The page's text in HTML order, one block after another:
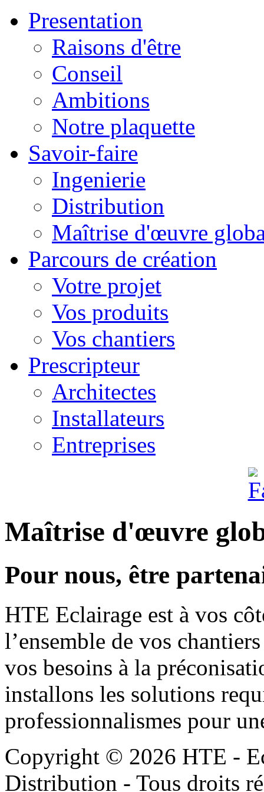
Presentation
Raisons d'être
Conseil
Ambitions
Notre plaquette
Savoir-faire
Ingenierie
Distribution
Maîtrise d'œuvre
Parcours de création
Votre projet
Vos produits
Vos chantiers
Prescripteur
Architectes
Installateurs
Entreprises
Maîtrise d'œuvre
Pour nous, être
HTE Eclairage est à vos
l’ensemble de vos
vos besoins à la
installons les solutions
professionnalismes pour
Copyright © 2026 HTE -
Distribution - Tous droits